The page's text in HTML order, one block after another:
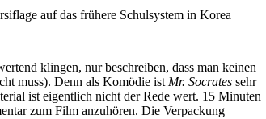
auf das frühere Schulsystem in Korea
klingen, nur beschreiben, dass man keinen
muss). Denn als Komödie ist Mr. Socrates sehr
ist eigentlich nicht der Rede wert. 15 Minuten
zum Film anzuhören. Die Verpackung